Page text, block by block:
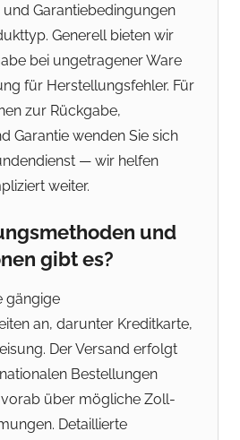
Garantiebedingungen
Generell bieten wir
bei ungetragener Ware
für Herstellungsfehler. Für
zur Rückgabe,
Garantie wenden Sie sich
— wir helfen
weiter.
und
gibt es?
gängige
an, darunter Kreditkarte,
Der Versand erfolgt
Bestellungen
über mögliche Zoll-
Detaillierte